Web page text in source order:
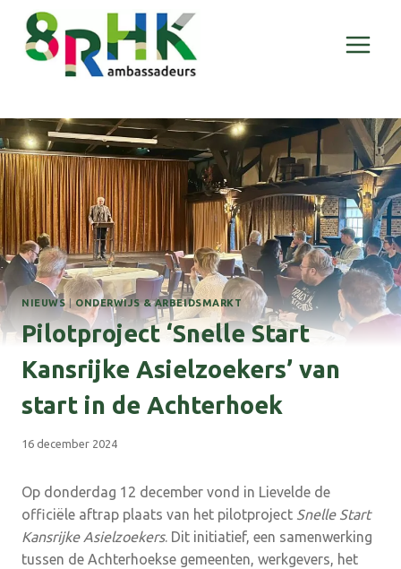
Doorgaan
naar
inhoud
NIEUWS| ONDERWIJS & ARBEIDSMARKT
Pilotproject ‘Snelle Start
Kansrijke Asielzoekers’ van
start in de Achterhoek
16 december 2024
Op donderdag 12 december vond in Lievelde de
officiële aftrap plaats van het pilotproject Snelle Start
Kansrijke Asielzoekers. Dit initiatief, een samenwerking
tussen de Achterhoekse gemeenten, werkgevers, het